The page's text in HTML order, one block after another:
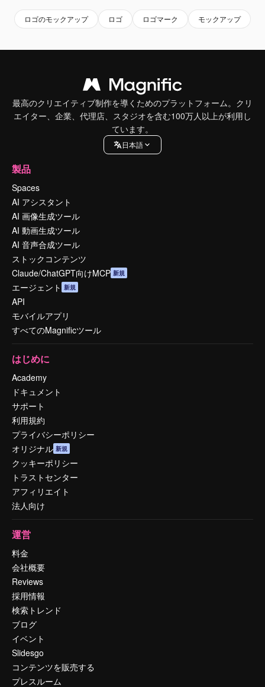
ロゴのモックアップ ロゴ ロゴマーク モックアップ
最高のクリエイティブ制作を導くためのプラットフォーム。クリ
エイター、企業、代理店、スタジオを含む100万人以上が利用し
ています。
日本語
製品
Spaces
AI アシスタント
AI 画像生成ツール
AI 動画生成ツール
AI 音声合成ツール
ストックコンテンツ
Claude/ChatGPT向けMCP 新規
エージェント 新規
API
モバイルアプリ
すべてのMagnificツール
はじめに
Academy
ドキュメント
サポート
利用規約
プライバシーポリシー
オリジナル 新規
クッキーポリシー
トラストセンター
アフィリエイト
法人向け
運営
料金
会社概要
Reviews
採用情報
検索トレンド
ブログ
イベント
Slidesgo
コンテンツを販売する
プレスルーム